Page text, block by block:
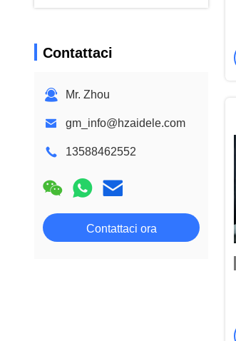
Contattaci
Mr. Zhou
gm_info@hzaidele.com
13588462552
Contattaci ora